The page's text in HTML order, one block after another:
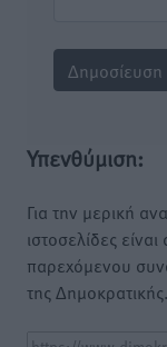
Υπενθύμιση:
Για την μερική
ιστοσελίδες
παρεχόμενου
της Δημοκρατικής.